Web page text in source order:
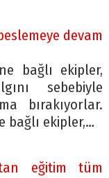
devam
bağlı ekipler,
sebebiyle
bırakıyorlar.
bağlı ekipler,…
eğitim tüm